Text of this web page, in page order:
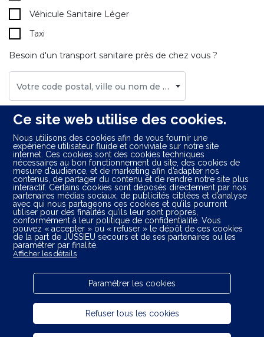
Ce site web utilise des cookies.
Nous utilisons des cookies afin de vous fournir une
expérience utilisateur fluide et conviviale sur notre site
internet. Ces cookies sont des cookies techniques
nécessaires au bon fonctionnement du site, des cookies de
mesure d'audience, et de marketing afin d’adapter nos
contenus, de partager du contenu et de rendre notre site plus
interactif. Certains cookies sont déposés directement par nos
partenaires médias sociaux, de publicités ciblées et d’analyse
avec qui nous partageons ces cookies et qu’ils pourront
utiliser pour des finalités qu’ils leur sont propres,
conformément à leur politique de confidentialité. Vous
pouvez « accepter » ou « refuser » le dépôt de ces cookies
de la part de JUSSIEU secours et de ses partenaires ou les
paramétrer par finalité.
Afficher les détails
Paramétrer les cookies
Refuser tous les cookies
Véhicule Sanitaire Léger
Taxi
Besoin d'un transport sanitaire près de chez vous ?
Votre code postal, ville ou nom de centre
Départements limitrophes :
Aveyron (12)
Corrèze (19)
Haute-Loire (43)
Lot (46)
Lozère (48)